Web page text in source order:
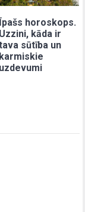
horoskops.
Uzzini, kāda ir
sūtība un
karmiskie
uzdevumi